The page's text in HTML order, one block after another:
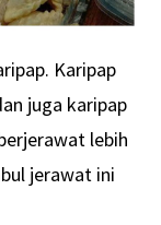
Karipap
juga karipap
lebih
jerawat ini